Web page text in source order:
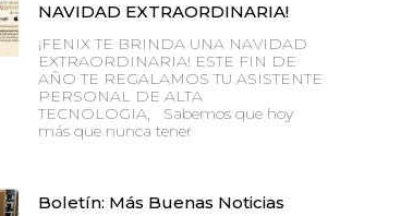
NAVIDAD EXTRAORDINARIA!
¡FENIX TE BRINDA UNA NAVIDAD
EXTRAORDINARIA! ESTE FIN DE
AÑO TE REGALAMOS TU ASISTENTE
PERSONAL DE ALTA
TECNOLOGIA, Sabemos que hoy
más que nunca tener
Boletín: Más Buenas Noticias